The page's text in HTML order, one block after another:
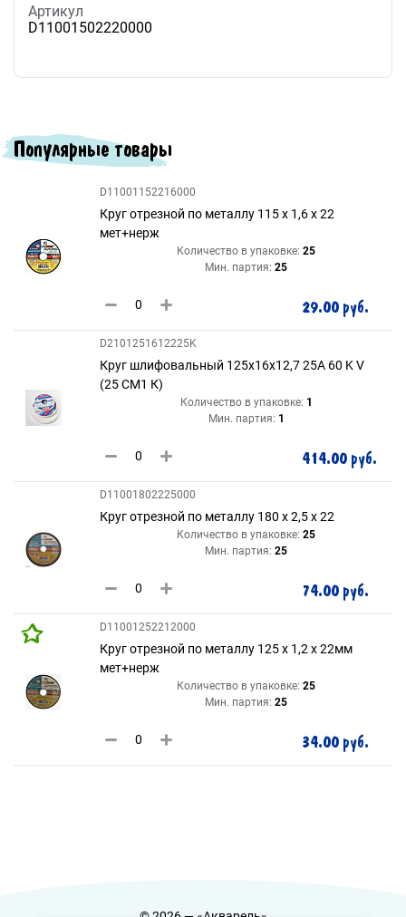
Артикул
D11001502220000
Популярные товары
D11001152216000
Круг отрезной по металлу 115 х 1,6 х 22
мет+нерж
Количество в упаковке: 25
Мин. партия: 25
29.00 руб.
D2101251612225K
Круг шлифовальный 125х16х12,7 25A 60 K V
(25 СМ1 К)
Количество в упаковке: 1
Мин. партия: 1
414.00 руб.
D11001802225000
Круг отрезной по металлу 180 х 2,5 х 22
Количество в упаковке: 25
Мин. партия: 25
74.00 руб.
D11001252212000
Круг отрезной по металлу 125 х 1,2 х 22мм
мет+нерж
Количество в упаковке: 25
Мин. партия: 25
34.00 руб.